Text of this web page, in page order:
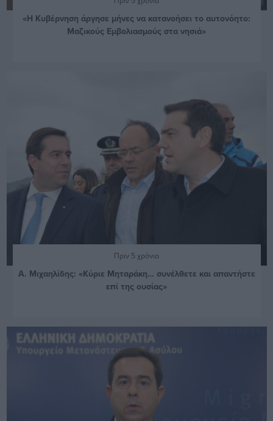
«Η Κυβέρνηση άργησε μήνες να κατανοήσει το αυτονόητο:
Μαζικούς Εμβολιασμούς στα νησιά»
Πριν 5 χρόνια
Α. Μιχαηλίδης: «Κύριε Μηταράκη… συνέλθετε και απαντήστε
επί της ουσίας»